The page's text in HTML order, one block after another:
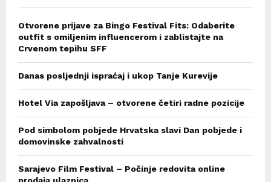
Otvorene prijave za Bingo Festival Fits: Odaberite
outfit s omiljenim influencerom i zablistajte na
Crvenom tepihu SFF
Danas posljednji ispraćaj i ukop Tanje Kurevije
Hotel Via zapošljava – otvorene četiri radne pozicije
Pod simbolom pobjede Hrvatska slavi Dan pobjede i
domovinske zahvalnosti
Sarajevo Film Festival – Počinje redovita online
prodaja ulaznica